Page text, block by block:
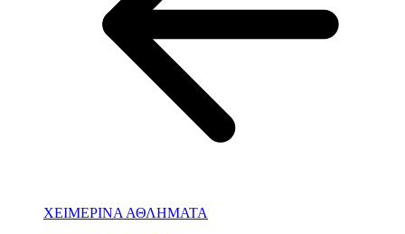
ΧΕΙΜΕΡΙΝΑ ΑΘΛΗΜΑΤΑ